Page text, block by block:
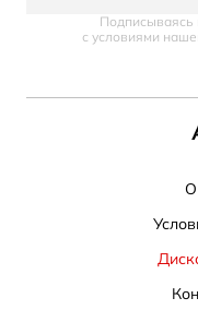
Подписываясь
с условиями